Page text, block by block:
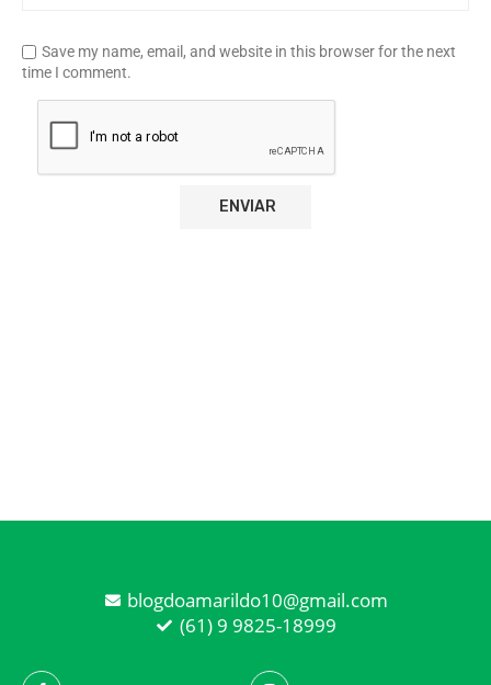
Save my name, email, and website in this browser for the next
time I comment.
blogdoamarildo10@gmail.com
(61) 9 9825-18999